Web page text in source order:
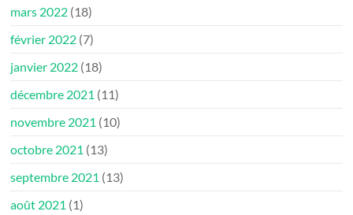
mars 2022 (18)
février 2022 (7)
janvier 2022 (18)
décembre 2021 (11)
novembre 2021 (10)
octobre 2021 (13)
septembre 2021 (13)
août 2021 (1)